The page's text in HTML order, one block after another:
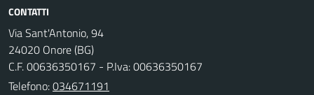
CONTATTI
Via Sant'Antonio, 94
24020 Onore (BG)
C.F. 00636350167 - P.Iva: 00636350167
Telefono:034671191